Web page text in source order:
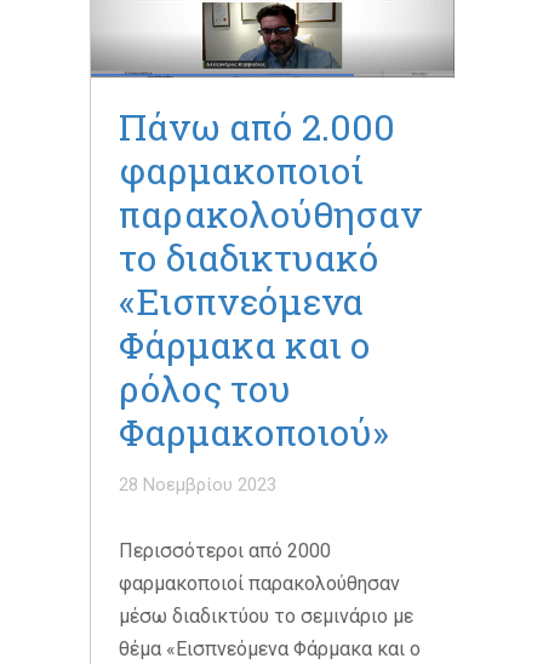
Πάνω από 2.000
φαρμακοποιοί
παρακολούθησαν
το διαδικτυακό
«Εισπνεόμενα
Φάρμακα και ο
ρόλος του
Φαρμακοποιού»
28 Νοεμβρίου 2023
Περισσότεροι από 2000
φαρμακοποιοί παρακολούθησαν
μέσω διαδικτύου το σεμινάριο με
θέμα «Εισπνεόμενα Φάρμακα και ο